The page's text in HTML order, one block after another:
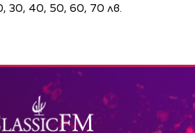
30, 40, 50, 60, 70 лв.